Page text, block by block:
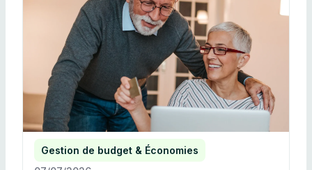
Gestion de budget & Économies